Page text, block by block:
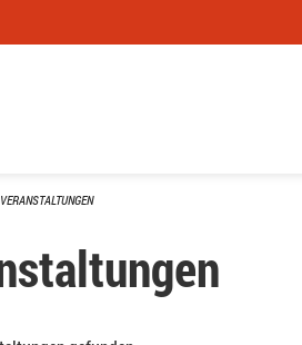
VERANSTALTUNGEN